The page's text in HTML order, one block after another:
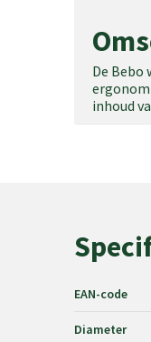
De Bebo
inhoud
EAN-code
Diameter